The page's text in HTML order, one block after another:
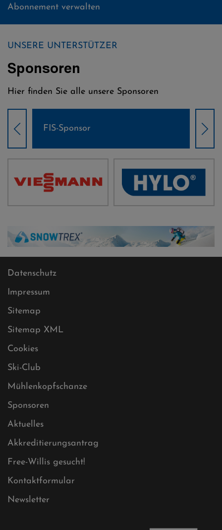
Abonnement verwalten
UNSERE UNTERSTÜTZER
Sponsoren
Hier finden Sie alle unsere Sponsoren
Weltcup-Sponsoren Damen
Datenschutz
Impressum
Sitemap
Sitemap XML
Cookies
Ski-Club
Mühlenkopfschanze
Sponsoren
Aktuelles
Akkreditierungsantrag
Free-Willis gesucht!
Kontaktformular